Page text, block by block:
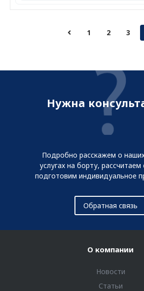
1 2 3
Нужна
Подробно расскажем о
услугах на борту,
подготовим индивидуальное
Обратная связь
О компании
Новости
Статьи